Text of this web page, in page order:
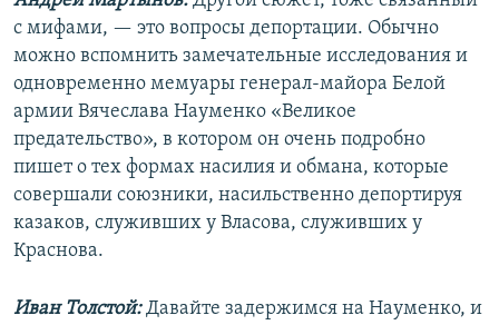
с мифами, — это вопросы депортации. Обычно
можно вспомнить замечательные исследования и
одновременно мемуары генерал-майора Белой
армии Вячеслава Науменко «Великое
предательство», в котором он очень подробно
пишет о тех формах насилия и обмана, которые
совершали союзники, насильственно депортируя
казаков, служивших у Власова, служивших у
Краснова.
Иван Толстой:Давайте задержимся на Науменко, и